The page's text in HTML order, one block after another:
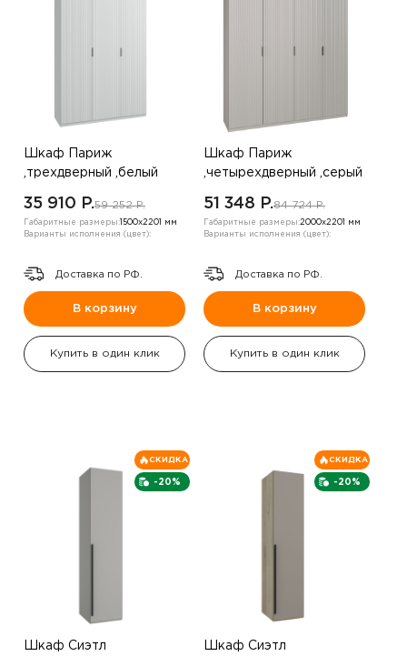
Шкаф Париж
,трехдверный ,белый
35 910 P.59 252 P.
Габаритные размеры: 1500х2201 мм
Варианты исполнения (цвет):
Доставка по РФ.
В корзину
Купить в один клик
Шкаф Париж
,четырехдверный ,серый
51 348 P.84 724 P.
Габаритные размеры:2000х2201 мм
Варианты исполнения (цвет):
Доставка по РФ.
В корзину
Купить в один клик
-20%
СКИДКА
Шкаф Сиэтл
-20%
СКИДКА
Шкаф Сиэтл